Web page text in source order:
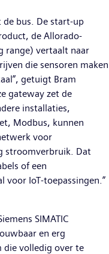
bus. De start-up
de Allorado-
range) vertaalt naar
die sensoren maken
getuigt Bram
gateway zet de
installaties,
Modbus, kunnen
voor
stroomverbruik. Dat
of een
IoT-toepassingen.”
SIMATIC
en erg
die volledig over te